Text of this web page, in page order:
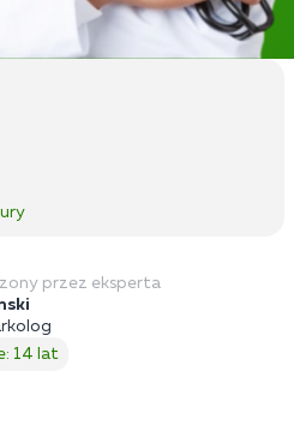
przez eksperta
14 lat